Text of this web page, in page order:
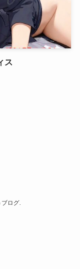
ス
ログ.